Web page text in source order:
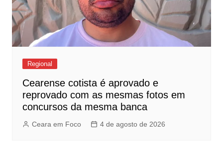
Regional
Cearense cotista é aprovado e
reprovado com as mesmas fotos em
concursos da mesma banca
Ceara em Foco 4 de agosto de 2026